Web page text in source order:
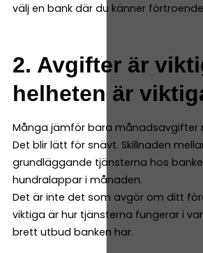
välj en bank där du känner
2. Avgifter är
helheten är
Många jämför bara månadsavgifter
Det blir lätt för snävt. Skillnaden
grundläggande tjänsterna hos
hundralappar i månaden.
Det är inte det som avgör om ditt
viktiga är hur tjänsterna fungerar i
brett utbud banken har.